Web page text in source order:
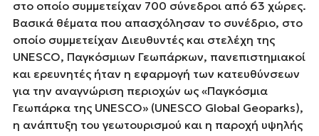
στο οποίο συμμετείχαν 700 σύνεδροι από 63 χώρες.
Βασικά θέματα που απασχόλησαν το συνέδριο, στο
οποίο συμμετείχαν Διευθυντές και στελέχη της
UNESCO, Παγκόσμιων Γεωπάρκων, πανεπιστημιακοί
και ερευνητές ήταν η εφαρμογή των κατευθύνσεων
για την αναγνώριση περιοχών ως «Παγκόσμια
Γεωπάρκα της UNESCO» (UNESCO Global Geoparks),
η ανάπτυξη του γεωτουρισμού και η παροχή υψηλής